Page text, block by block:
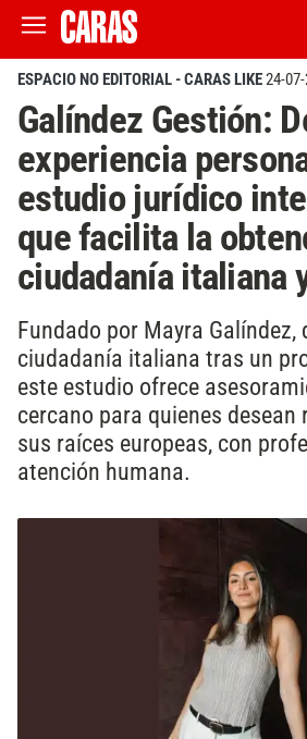
ESPACIO NO EDITORIAL - CARAS LIKE24-
Galíndez Gestión:
experiencia
estudio jurídico
que facilita la
ciudadanía italiana
Fundado por Mayra Galíndez,
ciudadanía italiana tras un
este estudio ofrece
cercano para quienes desean
sus raíces europeas, con
atención humana.